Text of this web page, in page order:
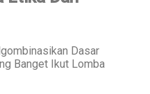
Dasar
Banget Ikut Lomba